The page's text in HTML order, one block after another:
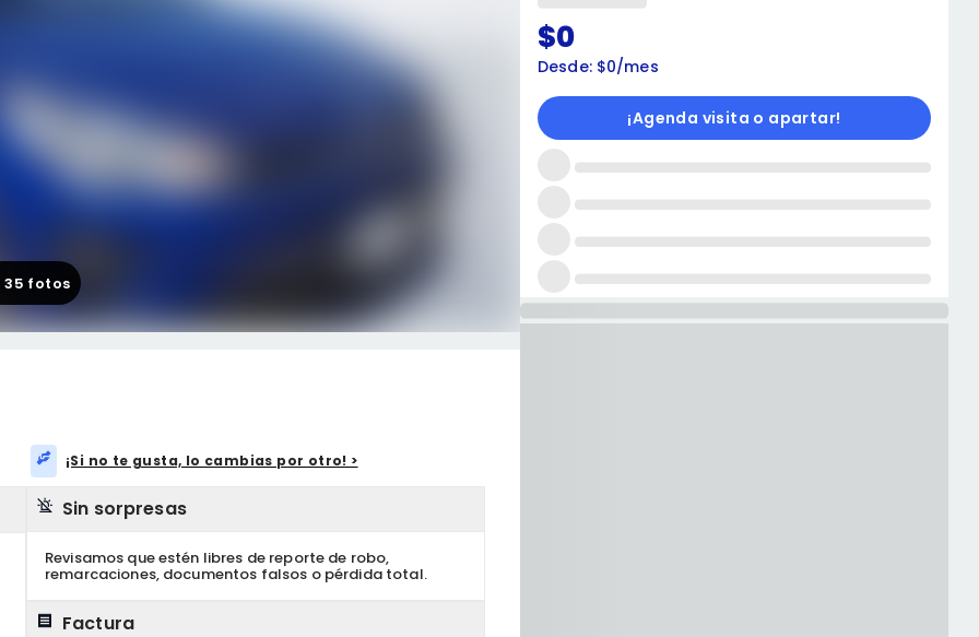
35 fotos
¡Si no te gusta, lo cambias por otro! >
Sin sorpresas
Revisamos que estén libres de reporte de robo,
remarcaciones, documentos falsos o pérdida total.
Factura
$0
Desde: $0/mes
¡Agenda visita o apartar!